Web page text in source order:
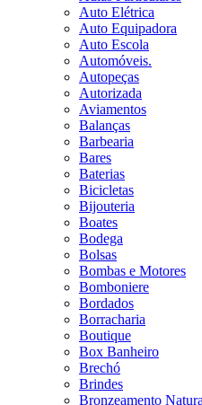
Auto Elétrica
Auto Equipadora
Auto Escola
Automóveis.
Autopeças
Autorizada
Aviamentos
Balanças
Barbearia
Bares
Baterias
Bicicletas
Bijouteria
Boates
Bodega
Bolsas
Bombas e Motores
Bomboniere
Bordados
Borracharia
Boutique
Box Banheiro
Brechó
Brindes
Bronzeamento